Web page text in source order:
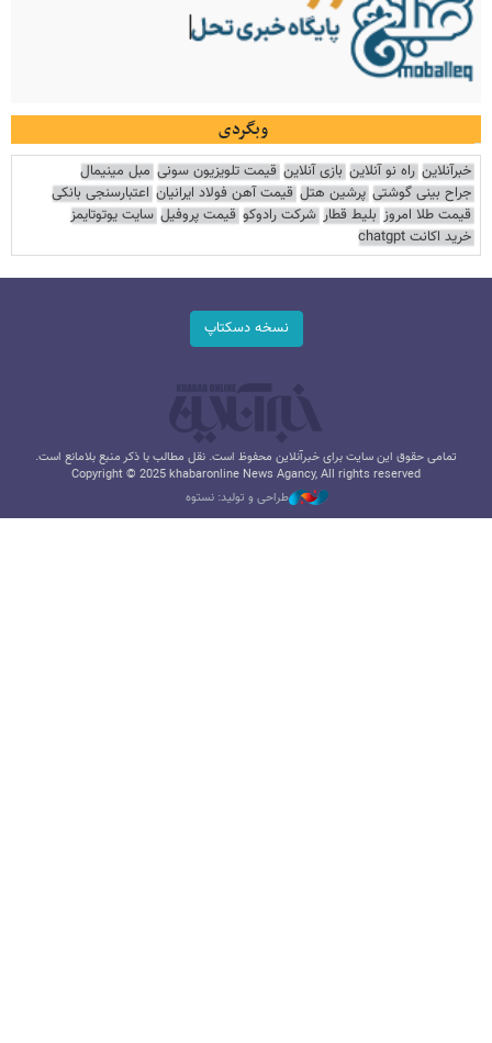
وبگردی
خبرآنلاین راه نو آنلاین بازی آنلاین قیمت تلویزیون سونی مبل مینیمال
جراح بینی گوشتی پرشین هتل قیمت آهن فولاد ایرانیان اعتبارسنجی بانکی
قیمت طلا امروز بلیط قطار شرکت رادوکو قیمت پروفیل سایت یوتوتایمز
خرید اکانت chatgpt
نسخه دسکتاپ
تمامی حقوق این سایت برای خبرآنلاین محفوظ است. نقل مطالب با ذکر منبع بلامانع است.
Copyright © 2025 khabaronline News Agancy, All rights reserved
طراحی و تولید: نستوه